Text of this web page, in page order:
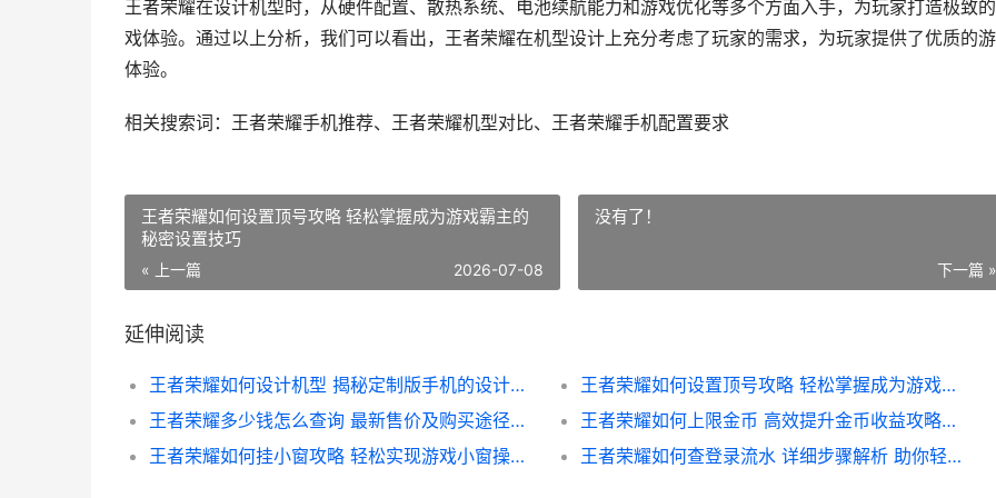
王者荣耀在设计机型时，从硬件配置、散热系统、电池续航能力和游戏优化等多个方面入手，为玩家打造极致
戏体验。通过以上分析，我们可以看出，王者荣耀在机型设计上充分考虑了玩家的需求，为玩家提供了优质的
体验。
相关搜索词：王者荣耀手机推荐、王者荣耀机型对比、王者荣耀手机配置要求
王者荣耀如何设置顶号攻略 轻松掌握成为游戏霸主的
秘密设置技巧
« 上一篇 2026-07-08
没有了！
下一篇 »
延伸阅读
王者荣耀如何设计机型 揭秘定制版手机的设计理念与性能优势
王者荣耀如何设置顶号攻略 轻松掌握成为游戏霸主的秘密设置技巧
王者荣耀多少钱怎么查询 最新售价及购买途径全解析
王者荣耀如何上限金币 高效提升金币收益攻略解析
王者荣耀如何挂小窗攻略 轻松实现游戏小窗操作技巧解析
王者荣耀如何查登录流水 详细步骤解析 助你轻松掌握游戏数据